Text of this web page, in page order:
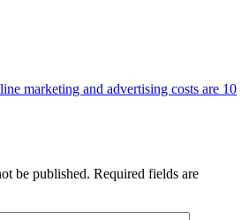
marketing and advertising costs are 10
be published. Required fields are